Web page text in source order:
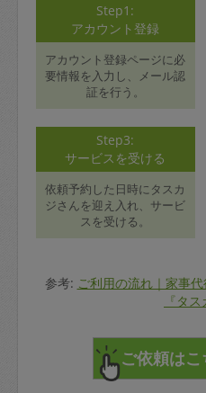
Step1:
アカウント登録
アカウント登録ページに必
要情報を入力し、メール認
証を行う。
Step3:
サービスを受ける
依頼予約した日時にタスカ
ジさんを迎え入れ、サービ
スを受ける。
参考: ご利用の流れ｜家事
『タス